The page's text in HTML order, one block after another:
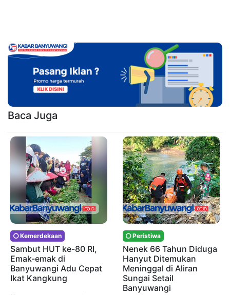
Baca Juga
Kemerdekaan
Sambut HUT ke-80 RI,
Emak-emak di
Banyuwangi Adu Cepat
Ikat Kangkung
Peristiwa
Nenek 66 Tahun Diduga
Hanyut Ditemukan
Meninggal di Aliran
Sungai Setail
Banyuwangi